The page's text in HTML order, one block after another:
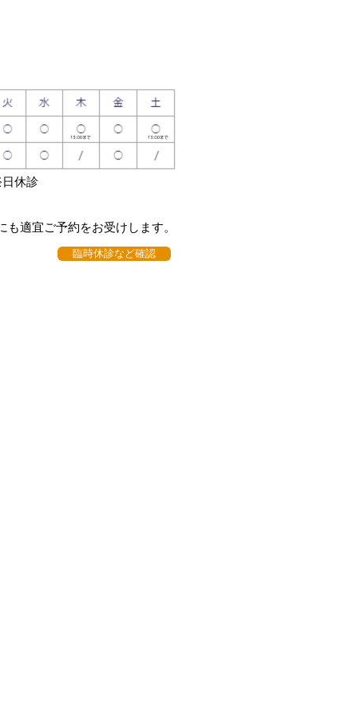
休診
適宜ご予約をお受けします。
臨時休診など確認